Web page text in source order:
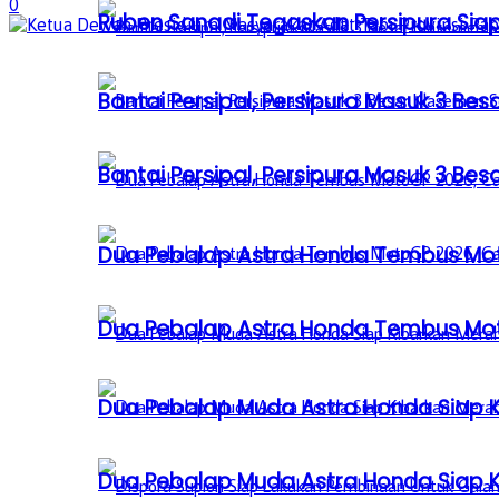
Bantai Persipal, Persipura Masuk 3
Dua Pebalap Astra Honda Tembus
Dua Pebalap Muda Astra Honda Siap
Ruben Sanadi Tegaskan Persipura
Bantai Persipal, Persipura Masuk 3
Dua Pebalap Astra Honda Tembus
Dua Pebalap Muda Astra Honda Siap
0